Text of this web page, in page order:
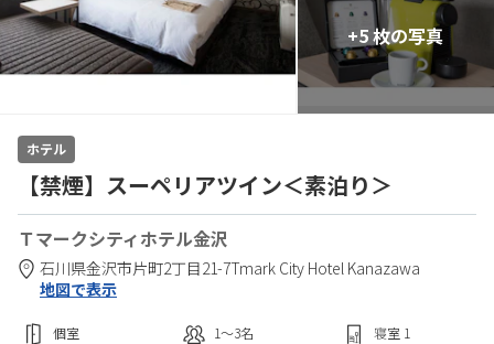
+5 枚の写真
ホテル
【禁煙】スーペリアツイン＜素泊り＞
Ｔマークシティホテル金沢
石川県金沢市片町2丁目21-7Tmark City Hotel Kanazawa
地図で表示
個室 1〜3名 寝室 1